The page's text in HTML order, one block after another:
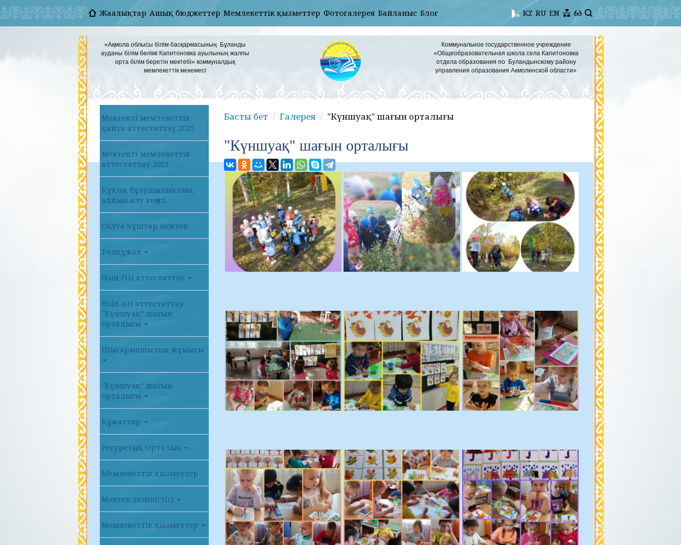
Жаңалықтар Ашық бюджеттер Мемлекеттік қызметтер Фотогалерея Байланыс Блог EN
RU
KZ
«Ақмола облысы білім басқармасының Бұланды
ауданы білім бөлімі Капитоновка ауылының жалпы
орта білім беретін мектебі» коммуналдық
мемлекеттік мекемесі
Коммунальное государственное учреждение
«Общеобразовательная школа села Капитоновка
отдела образования по Буландынскому району
управления образования Акмолинской области»
Мектепті мемлекеттік
қайта аттестаттау 2025
Мектепті мемлекеттік
аттестаттау 2025
Құқық бұзушылықтың
алдын алу кеңесі.
Оқуға құштар мектеп
Төлқұжат
Өзін-Өзі аттестаттау
Өзін-өзі аттестаттау.
"Күншуақ" шағын
орталығы
Шығармашылық жұмысы
"Күншуақ" шағын
орталығы
Құжаттар
Ресурстық Орталық
Мемлекеттік қызметтер
Мектеп әкімшілігі
Мемлекеттік қызметтер
Басты бет Галерея "Күншуақ" шағын орталығы
"Күншуақ" шағын орталығы